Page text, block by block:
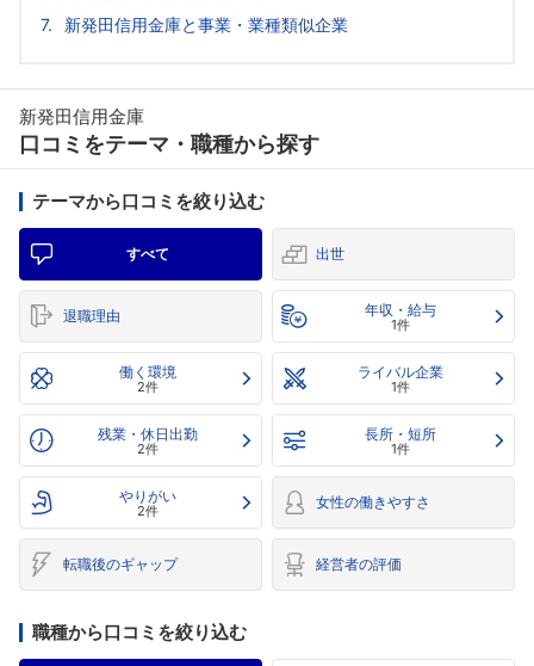
新発田信用金庫と事業・業種類似企業
新発田信用金庫
口コミをテーマ・職種から探す
テーマから口コミを絞り込む
すべて 出世
退職理由 年収・給与
1件
働く環境
2件
ライバル企業
1件
残業・休日出勤
2件
長所・短所
1件
やりがい
2件 女性の働きやすさ
転職後のギャップ 経営者の評価
職種から口コミを絞り込む